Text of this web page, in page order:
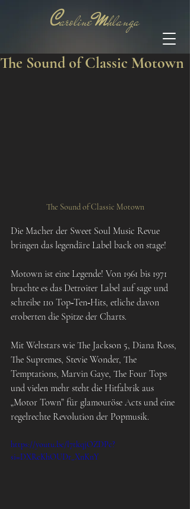
CarolineMhlanga
The Sound of Classic Motown
The Sound of Classic Motown
Die Macher der Sweet Soul Music Revue
bringen das legendäre Label back on stage!
Motown ist eine Legende! Von 1961 bis 1971
brachte es das Detroiter Label auf sage und
schreibe 110 Top‐Ten‐Hits, etliche davon
eroberten die Spitze der Charts.
Mit Weltstars wie The Jackson 5, Diana Ross,
The Supremes, Stevie Wonder, The
Temptations, Marvin Gaye, The Four Tops
und vielen mehr steht die Hitfabrik aus
„Motor Town” für glamouröse Acts und eine
regelrechte Revolution der Popmusik.
https://youtu.be/l7tkqjOZDPc?
si=DXReKhOUDr_XnKnY